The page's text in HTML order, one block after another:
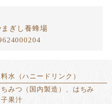
ぎし養蜂場
水（ハニードリンク）
みつ（国内製造）、はちみ
果汁